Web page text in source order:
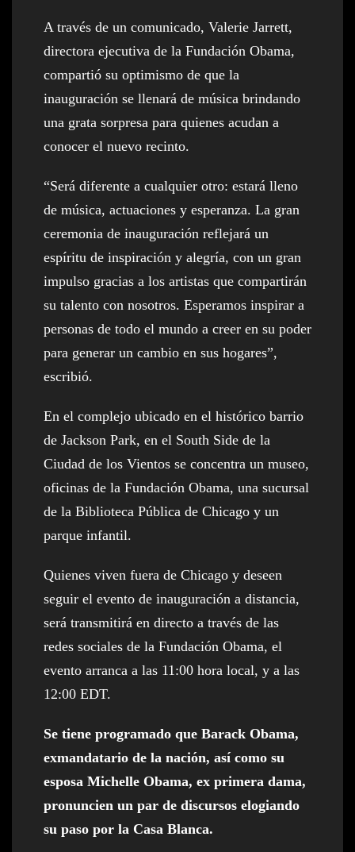
A través de un comunicado, Valerie Jarrett,
directora ejecutiva de la Fundación Obama,
compartió su optimismo de que la
inauguración se llenará de música brindando
una grata sorpresa para quienes acudan a
conocer el nuevo recinto.
“Será diferente a cualquier otro: estará lleno
de música, actuaciones y esperanza. La gran
ceremonia de inauguración reflejará un
espíritu de inspiración y alegría, con un gran
impulso gracias a los artistas que compartirán
su talento con nosotros. Esperamos inspirar a
personas de todo el mundo a creer en su poder
para generar un cambio en sus hogares”,
escribió.
En el complejo ubicado en el histórico barrio
de Jackson Park, en el South Side de la
Ciudad de los Vientos se concentra un museo,
oficinas de la Fundación Obama, una sucursal
de la Biblioteca Pública de Chicago y un
parque infantil.
Quienes viven fuera de Chicago y deseen
seguir el evento de inauguración a distancia,
será transmitirá en directo a través de las
redes sociales de la Fundación Obama, el
evento arranca a las 11:00 hora local, y a las
12:00 EDT.
Se tiene programado que Barack Obama,
exmandatario de la nación, así como su
esposa Michelle Obama, ex primera dama,
pronuncien un par de discursos elogiando
su paso por la Casa Blanca.